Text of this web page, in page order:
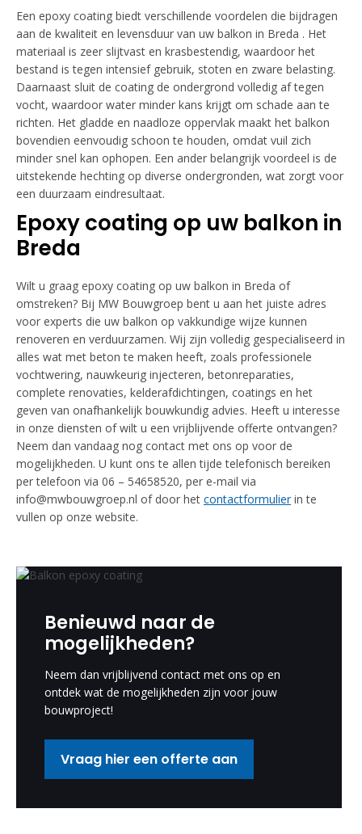
Een epoxy coating biedt verschillende voordelen die bijdragen
aan de kwaliteit en levensduur van uw balkon in Breda . Het
materiaal is zeer slijtvast en krasbestendig, waardoor het
bestand is tegen intensief gebruik, stoten en zware belasting.
Daarnaast sluit de coating de ondergrond volledig af tegen
vocht, waardoor water minder kans krijgt om schade aan te
richten. Het gladde en naadloze oppervlak maakt het balkon
bovendien eenvoudig schoon te houden, omdat vuil zich
minder snel kan ophopen. Een ander belangrijk voordeel is de
uitstekende hechting op diverse ondergronden, wat zorgt voor
een duurzaam eindresultaat.
Epoxy coating op uw balkon in
Breda
Wilt u graag epoxy coating op uw balkon in Breda of
omstreken? Bij MW Bouwgroep bent u aan het juiste adres
voor experts die uw balkon op vakkundige wijze kunnen
renoveren en verduurzamen. Wij zijn volledig gespecialiseerd in
alles wat met beton te maken heeft, zoals professionele
vochtwering, nauwkeurig injecteren, betonreparaties,
complete renovaties, kelderafdichtingen, coatings en het
geven van onafhankelijk bouwkundig advies. Heeft u interesse
in onze diensten of wilt u een vrijblijvende offerte ontvangen?
Neem dan vandaag nog contact met ons op voor de
mogelijkheden. U kunt ons te allen tijde telefonisch bereiken
per telefoon via 06 – 54658520, per e-mail via
info@mwbouwgroep.nl of door het contactformulierin te
vullen op onze website.
Benieuwd naar de
mogelijkheden?
Neem dan vrijblijvend contact met ons op en
ontdek wat de mogelijkheden zijn voor jouw
bouwproject!
Vraag hier een offerte aan